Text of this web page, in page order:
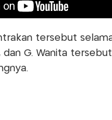
tersebut
dan G. Wanita